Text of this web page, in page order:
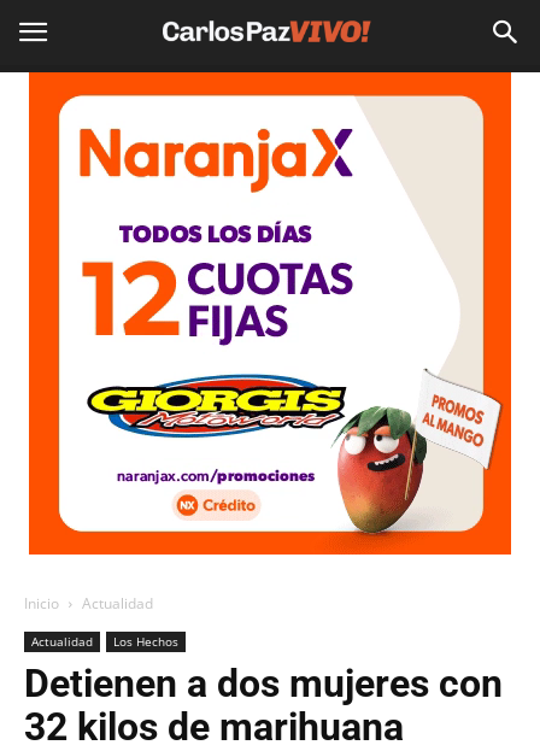
Inicio Actualidad
Actualidad Los Hechos
Detienen a dos mujeres con
32 kilos de marihuana